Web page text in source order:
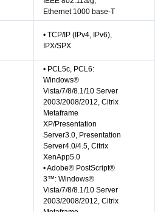
Ethernet 1000 base-T
• TCP/IP (IPv4, IPv6),
IPX/SPX
• PCL5c, PCL6:
Windows®
Vista/7/8/8.1/10 Server
2003/2008/2012, Citrix
Metaframe
XP/Presentation
Server3.0, Presentation
Server4.0/4.5, Citrix
XenApp5.0
• Adobe® PostScript®
3™: Windows®
Vista/7/8/8.1/10 Server
2003/2008/2012, Citrix